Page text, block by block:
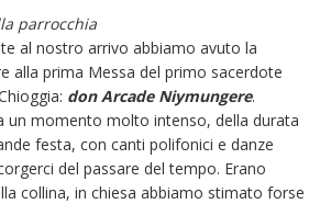
parrocchia
al nostro arrivo abbiamo avuto la
alla prima Messa del primo sacerdote
don Arcade Niymungere.
un momento molto intenso, della durata
festa, con canti polifonici e danze
del passare del tempo. Erano
collina, in chiesa abbiamo stimato forse